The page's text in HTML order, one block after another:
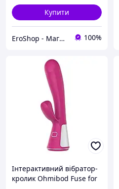
Купити
EroShop - Магазин товарів для дорослих 100%
Інтерактивний вібратор-
кролик Ohmibod Fuse for